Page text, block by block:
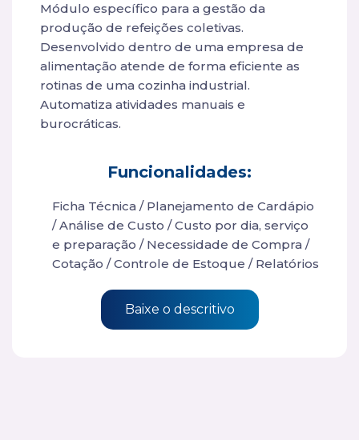
Módulo específico para a gestão da
produção de refeições coletivas.
Desenvolvido dentro de uma empresa de
alimentação atende de forma eficiente as
rotinas de uma cozinha industrial.
Automatiza atividades manuais e
burocráticas.
Funcionalidades:
Ficha Técnica / Planejamento de Cardápio
/ Análise de Custo / Custo por dia, serviço
e preparação / Necessidade de Compra /
Cotação / Controle de Estoque / Relatórios
Baixe o descritivo